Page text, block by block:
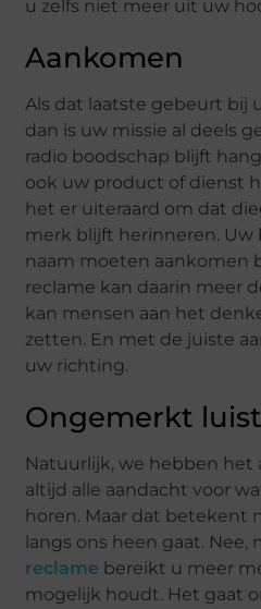
u zelfs niet meer uit uw
Aankomen
Als dat laatste gebeurt bij
dan is uw missie al deels
radio boodschap blijft
ook uw product of dienst
het er uiteraard om dat
merk blijft herinneren. Uw
naam moeten aankomen
reclame kan daarin meer
kan mensen aan het
zetten. En met de juiste
uw richting.
Ongemerkt
Natuurlijk, we hebben het
altijd alle aandacht voor
horen. Maar dat betekent
langs ons heen gaat. Nee,
reclame bereikt u meer
mogelijk houdt. Het gaat